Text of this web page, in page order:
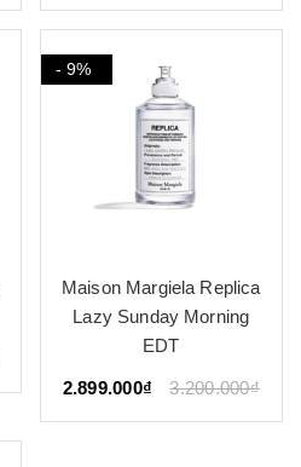
- 9%
Maison Margiela Replica
Lazy Sunday Morning
EDT
2.899.000₫ 3.200.000₫